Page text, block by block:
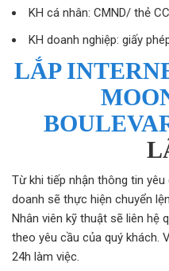
KH cá nhân: CMND/ thẻ
KH doanh nghiệp: giấy
LẮP
Từ khi tiếp nhận thông tin
doanh sẽ thực hiện chuyển
Nhân viên kỹ thuật sẽ liên hệ
theo yêu cầu của quý khách.
24h làm việc.